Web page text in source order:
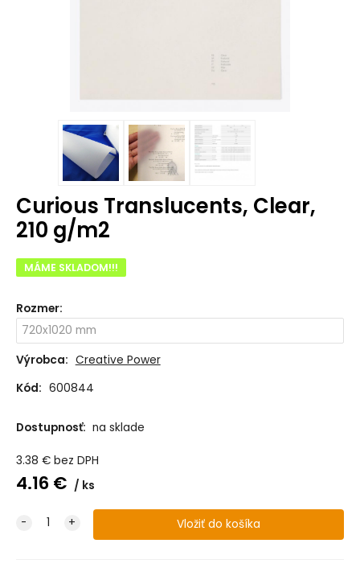
Curious Translucents, Clear,
210 g/m2
MÁME SKLADOM!!!
Rozmer:
Výrobca: Creative Power
Kód: 600844
Dostupnosť: na sklade
3.38 € bez DPH
4.16 € ks